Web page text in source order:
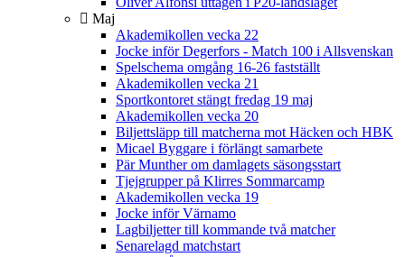
Maj
Akademikollen vecka 22
Jocke inför Degerfors - Match 100 i Allsvenskan
Spelschema omgång 16-26 fastställt
Akademikollen vecka 21
Sportkontoret stängt fredag 19 maj
Akademikollen vecka 20
Biljettsläpp till matcherna mot Häcken och HBK
Micael Byggare i förlängt samarbete
Pär Munther om damlagets säsongsstart
Tjejgrupper på Klirres Sommarcamp
Akademikollen vecka 19
Jocke inför Värnamo
Lagbiljetter till kommande två matcher
Senarelagd matchstart